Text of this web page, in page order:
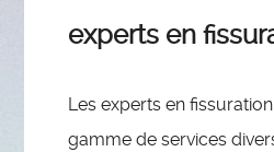
experts en
Les experts en
gamme de services